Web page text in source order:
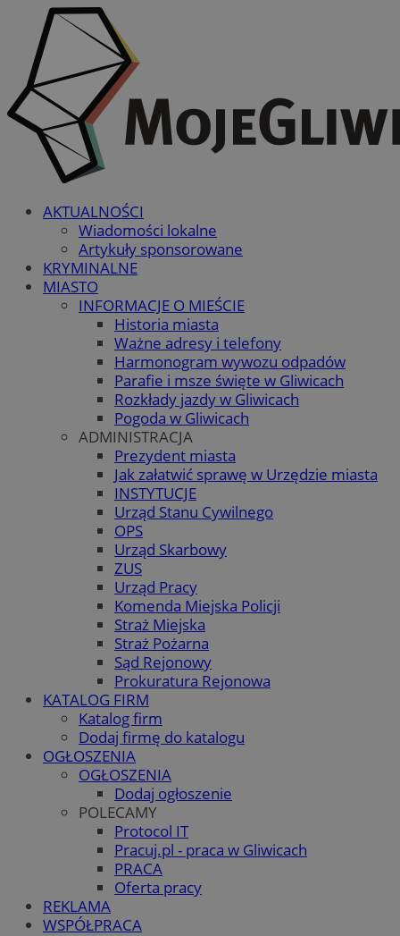
AKTUALNOŚCI
Wiadomości lokalne
Artykuły sponsorowane
KRYMINALNE
MIASTO
INFORMACJE O MIEŚCIE
Historia miasta
Ważne adresy i telefony
Harmonogram wywozu odpadów
Parafie i msze święte w Gliwicach
Rozkłady jazdy w Gliwicach
Pogoda w Gliwicach
ADMINISTRACJA
Prezydent miasta
Jak załatwić sprawę w Urzędzie miasta
INSTYTUCJE
Urząd Stanu Cywilnego
OPS
Urząd Skarbowy
ZUS
Urząd Pracy
Komenda Miejska Policji
Straż Miejska
Straż Pożarna
Sąd Rejonowy
Prokuratura Rejonowa
KATALOG FIRM
Katalog firm
Dodaj firmę do katalogu
OGŁOSZENIA
OGŁOSZENIA
Dodaj ogłoszenie
POLECAMY
Protocol IT
Pracuj.pl - praca w Gliwicach
PRACA
Oferta pracy
REKLAMA
WSPÓŁPRACA